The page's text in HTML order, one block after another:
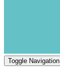
Toggle Navigation